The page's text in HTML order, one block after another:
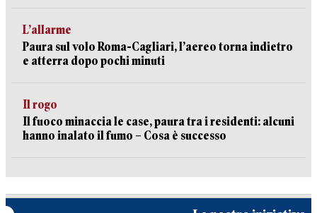
L’allarme
Paura sul volo Roma-Cagliari, l’aereo torna indietro
e atterra dopo pochi minuti
Il rogo
Il fuoco minaccia le case, paura tra i residenti: alcuni
hanno inalato il fumo – Cosa è successo